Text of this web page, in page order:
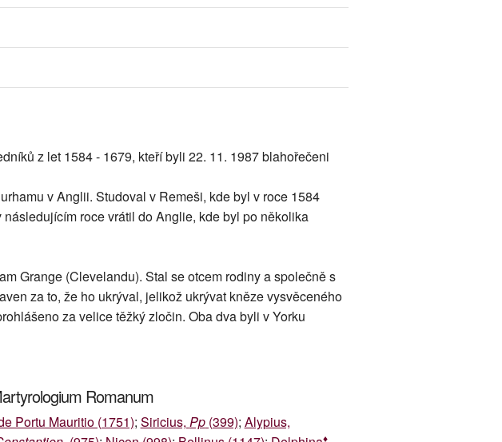
z let 1584 - 1679, kteří byli 22. 11. 1987 blahořečeni
v Anglii. Studoval v Remeši, kde byl v roce 1584
roce vrátil do Anglie, kde byl po několika
Grange (Clevelandu). Stal se otcem rodiny a společně s
za to, že ho ukrýval, jelikož ukrývat kněze vysvěceného
za velice těžký zločin. Oba dva byli v Yorku
Romanum
Portu Mauritio (1751); Siricius, Pp(399); Alypius,
♦